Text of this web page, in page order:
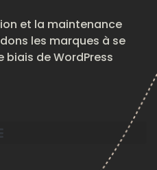
et la maintenance
les marques à se
biais de WordPress